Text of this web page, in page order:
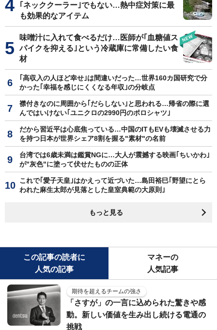
｢ネッククーラー｣でもない…熱中症対策に最
も効果的なアイテム
味噌汁に入れて食べるだけ…医師が｢血糖値ス
パイクを抑える｣という冷蔵庫に常備したい食
材
｢高収入の人ほど幸せ｣は間違いだった…世界160カ国研究で分
かった｢幸福を感じにくくなる年収｣の分岐点
襟付きなのに周囲から｢だらしない｣と思われる…帰省の際に選
んではいけない｢ユニクロの2990円のポロシャツ｣
だから習近平は心底焦っている…中国のITもEVも壊滅させる力
を持つ日本が世界シェア8割を握る"素材"の名前
台湾では6歳未満は鑑賞NGに…大人が震撼する映画｢ちいかわ｣
が"灰色"に塗って伏せたものの正体
これで｢愛子天皇｣はかえって近づいた…島田裕巳｢野望にとら
われた麻生太郎が見落とした皇室典範の大原則｣
もっと見る
この記事の読者に
人気の記事
マネーの
人気記事
期待を超えるチームの強さ
「さすが」の一言に込められた驚きや感
動。新しい価値を生み出し続ける電通の
挑戦